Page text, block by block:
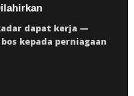
dapat kerja —
kepada perniagaan